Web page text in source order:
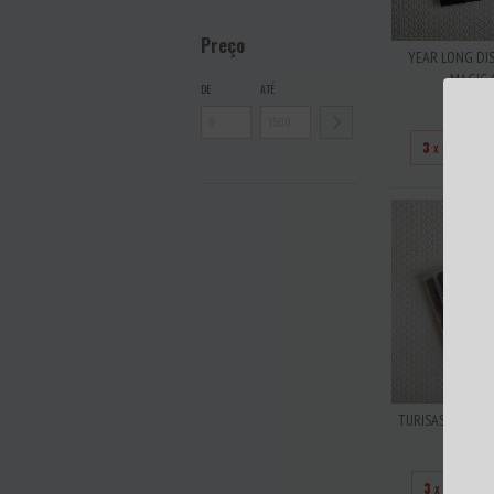
Preço
DE ATÉ
YEAR LONG
MAGIC
3 x de
TURISAS -
3 x de